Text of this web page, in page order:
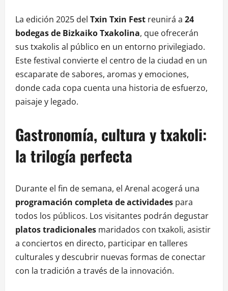
La edición 2025 del Txin Txin Fest reunirá a 24
bodegas de Bizkaiko Txakolina, que ofrecerán
sus txakolis al público en un entorno privilegiado.
Este festival convierte el centro de la ciudad en un
escaparate de sabores, aromas y emociones,
donde cada copa cuenta una historia de esfuerzo,
paisaje y legado.
Gastronomía, cultura y txakoli:
la trilogía perfecta
Durante el fin de semana, el Arenal acogerá una
programación completa de actividades para
todos los públicos. Los visitantes podrán degustar
platos tradicionales maridados con txakoli, asistir
a conciertos en directo, participar en talleres
culturales y descubrir nuevas formas de conectar
con la tradición a través de la innovación.